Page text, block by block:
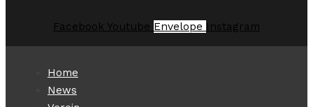
Facebook Youtube Envelope Instagram
Home
News